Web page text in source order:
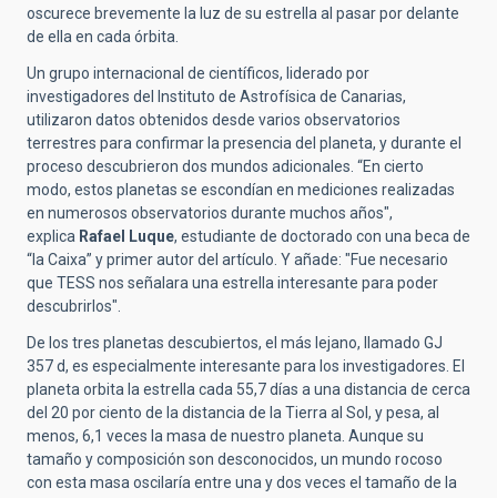
oscurece brevemente la luz de su estrella al pasar por delante
de ella en cada órbita.
Un grupo internacional de científicos, liderado por
investigadores del Instituto de Astrofísica de Canarias,
utilizaron datos obtenidos desde varios observatorios
terrestres para confirmar la presencia del planeta, y durante el
proceso descubrieron dos mundos adicionales. “En cierto
modo, estos planetas se escondían en mediciones realizadas
en numerosos observatorios durante muchos años",
explica Rafael Luque, estudiante de doctorado con una beca de
“la Caixa” y primer autor del artículo. Y añade: "Fue necesario
que TESS nos señalara una estrella interesante para poder
descubrirlos".
De los tres planetas descubiertos, el más lejano, llamado GJ
357 d, es especialmente interesante para los investigadores. El
planeta orbita la estrella cada 55,7 días a una distancia de cerca
del 20 por ciento de la distancia de la Tierra al Sol, y pesa, al
menos, 6,1 veces la masa de nuestro planeta. Aunque su
tamaño y composición son desconocidos, un mundo rocoso
con esta masa oscilaría entre una y dos veces el tamaño de la